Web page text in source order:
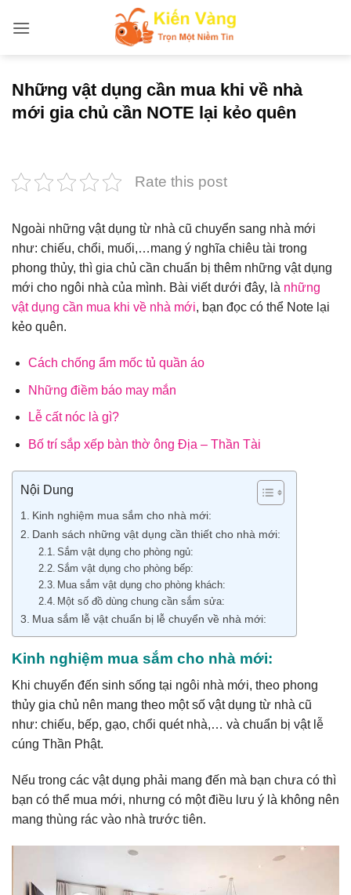
qua
Những vật dụng cần mua khi về nhà
mới gia chủ cần NOTE lại kẻo quên
Rate this post
Ngoài những vật dụng từ nhà cũ chuyển sang nhà mới
như: chiếu, chổi, muối,…mang ý nghĩa chiêu tài trong
phong thủy, thì gia chủ cần chuẩn bị thêm những vật dụng
mới cho ngôi nhà của mình. Bài viết dưới đây, là những
vật dụng cần mua khi về nhà mới, bạn đọc có thể Note lại
kẻo quên.
Cách chống ẩm mốc tủ quần áo
Những điềm báo may mắn
Lễ cất nóc là gì?
Bố trí sắp xếp bàn thờ ông Địa – Thần Tài
Nội Dung
Kinh nghiệm mua sắm cho nhà mới:
Danh sách những vật dụng cần thiết cho nhà mới:
Sắm vật dụng cho phòng ngủ:
Sắm vật dụng cho phòng bếp:
Mua sắm vật dụng cho phòng khách:
Một số đồ dùng chung cần sắm sửa:
Mua sắm lễ vật chuẩn bị lễ chuyển về nhà mới:
Kinh nghiệm mua sắm cho nhà mới:
Khi chuyển đến sinh sống tại ngôi nhà mới, theo phong
thủy gia chủ nên mang theo một số vật dụng từ nhà cũ
như: chiếu, bếp, gạo, chổi quét nhà,… và chuẩn bị vật lễ
cúng Thần Phật.
Nếu trong các vật dụng phải mang đến mà bạn chưa có thì
bạn có thể mua mới, nhưng có một điều lưu ý là không nên
mang thùng rác vào nhà trước tiên.